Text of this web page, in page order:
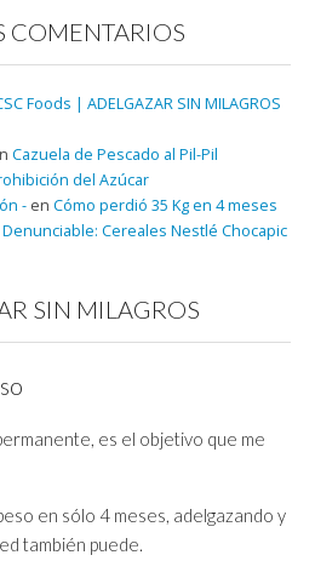
COMENTARIOS
Foods | ADELGAZAR SIN MILAGROS
Cazuela de Pescado al Pil-Pil
del Azúcar
- en Cómo perdió 35 Kg en 4 meses
Denunciable: Cereales Nestlé Chocapic
SIN MILAGROS
es el objetivo que me
en sólo 4 meses, adelgazando y
también puede.